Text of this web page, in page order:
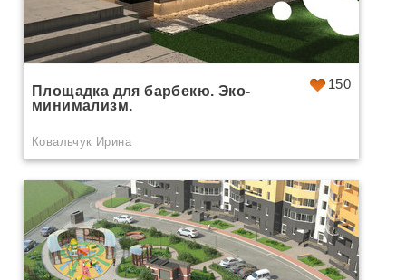
150
Площадка для барбекю. Эко-
минимализм.
Ковальчук Ирина